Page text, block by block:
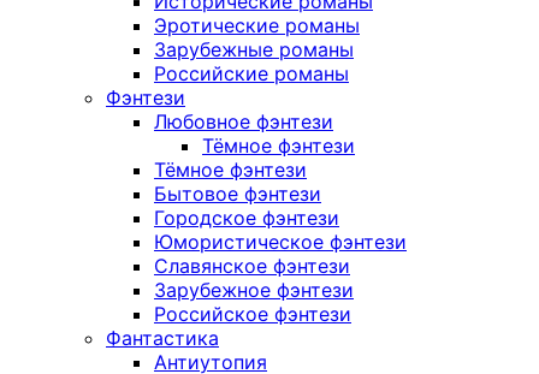
Эротические романы
Зарубежные романы
Российские романы
Фэнтези
Любовное фэнтези
Тёмное фэнтези
Тёмное фэнтези
Бытовое фэнтези
Городское фэнтези
Юмористическое фэнтези
Славянское фэнтези
Зарубежное фэнтези
Российское фэнтези
Фантастика
Антиутопия